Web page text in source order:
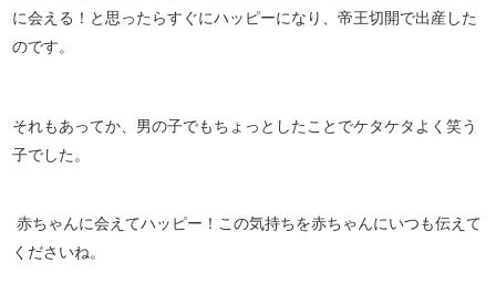
に会える！と思ったらすぐにハッピーになり、帝王切開で出産した
のです。
それもあってか、男の子でもちょっとしたことでケタケタよく笑う
子でした。
赤ちゃんに会えてハッピー！この気持ちを赤ちゃんにいつも伝えて
くださいね。